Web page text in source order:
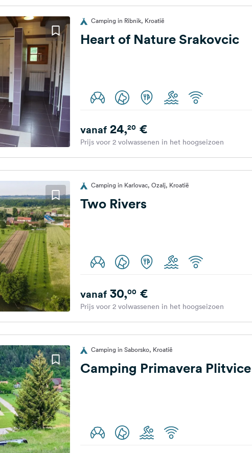
Camping in Ribnik, Kroatië
Heart of Nature Srakovcic
vanaf24,20€
Prijs voor 2 volwassenen in het hoogseizoen
Camping in Karlovac, Ozalj, Kroatië
Two Rivers
vanaf30,00€
Prijs voor 2 volwassenen in het hoogseizoen
Camping in Saborsko, Kroatië
Camping Primavera Plitvice